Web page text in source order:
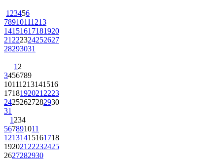
1 23456
78910111213
14151617181920
21 222324252627
28293031
1 2
3456789
10111213141516
1718192021 2223
24252627282930
31
1 234
567891011
12131415161718
192021 22232425
2627282930